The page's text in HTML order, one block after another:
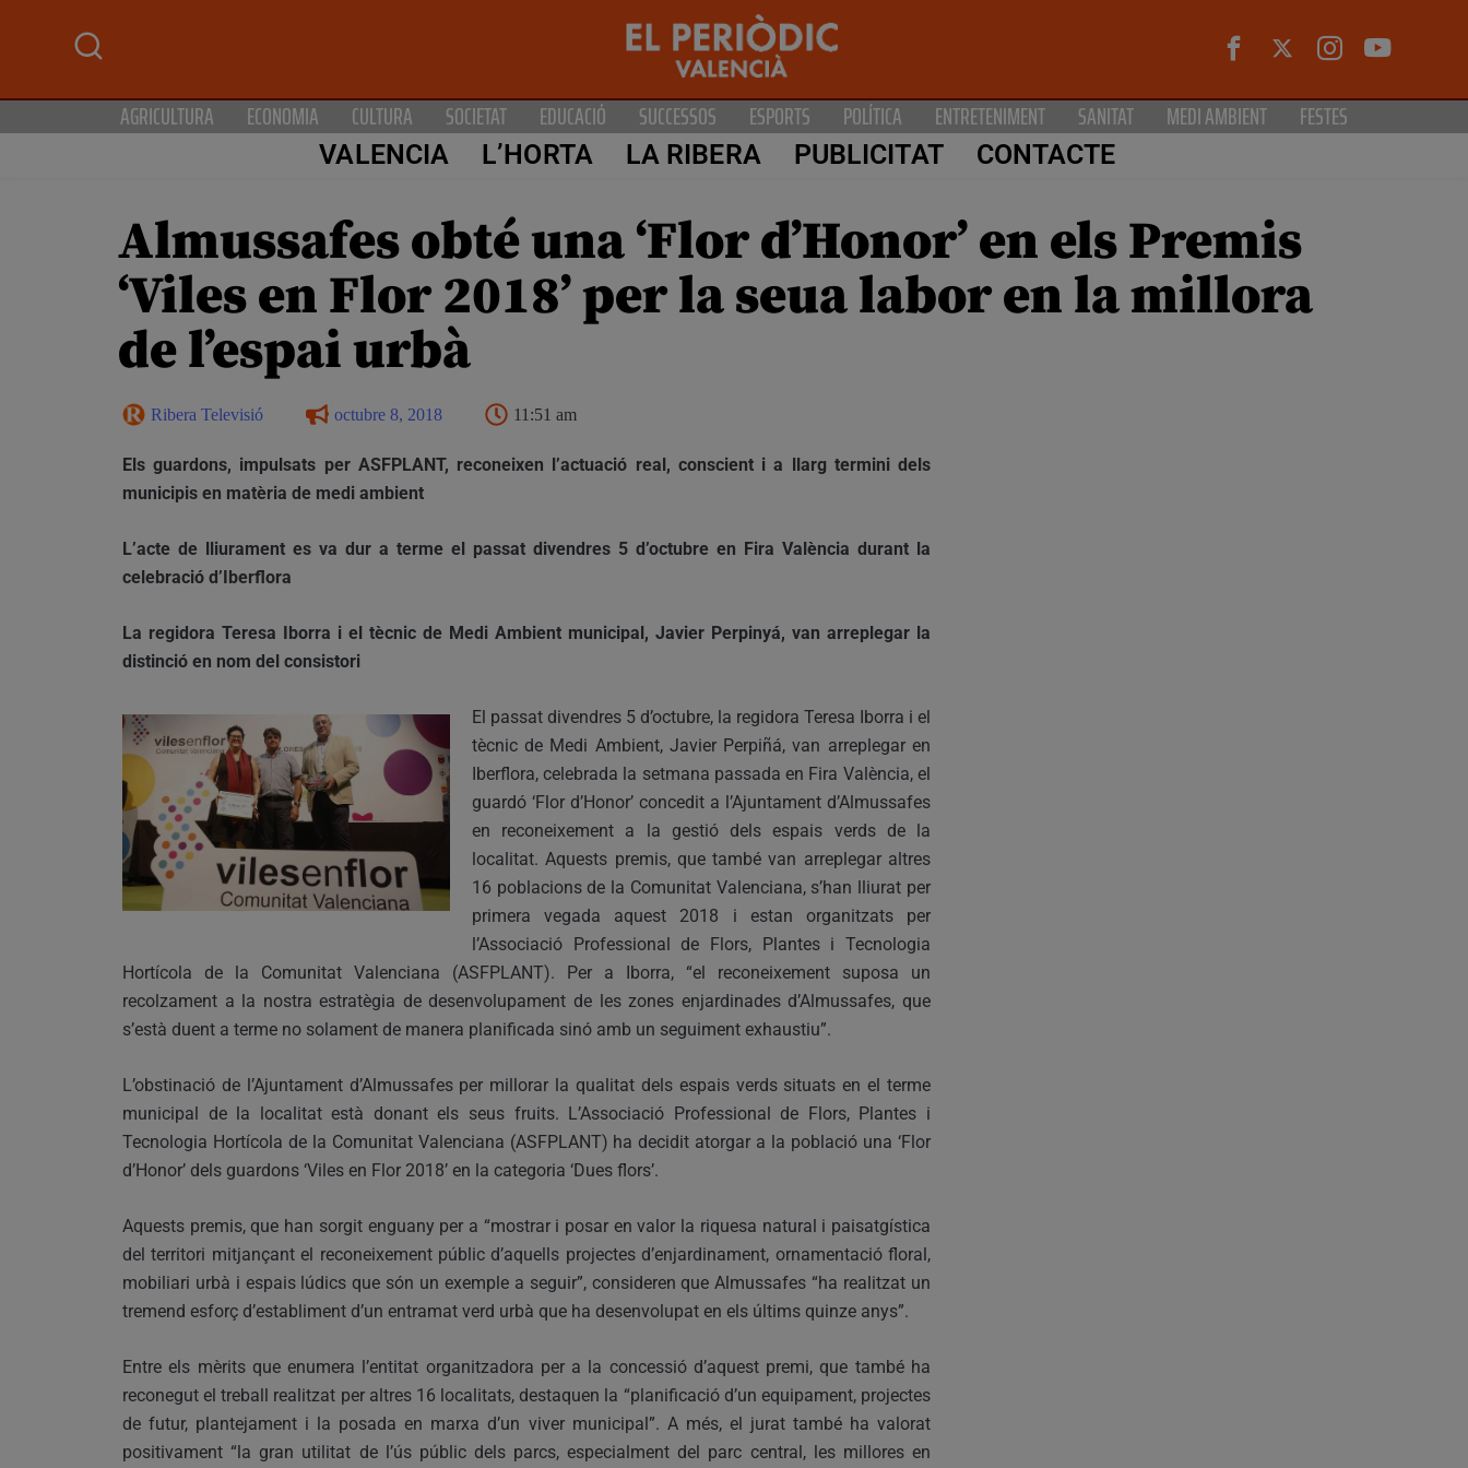
AGRICULTURA ECONOMIA CULTURA SOCIETAT EDUCACIÓ SUCCESSOS ESPORTS POLÍTICA ENTRETENIMENT SANITAT MEDI AMBIENT FESTES
VALENCIA L’HORTA LA RIBERA PUBLICITAT CONTACTE
Almussafes obté una ‘Flor d’Honor’ en els Premis
‘Viles en Flor 2018’ per la seua labor en la millora
de l’espai urbà
Ribera Televisió octubre 8, 2018 11:51 am
Els guardons, impulsats per ASFPLANT, reconeixen l’actuació real, conscient i a llarg termini dels
municipis en matèria de medi ambient
L’acte de lliurament es va dur a terme el passat divendres 5 d’octubre en Fira València durant la
celebració d’Iberflora
La regidora Teresa Iborra i el tècnic de Medi Ambient municipal, Javier Perpinyá, van arreplegar la
distinció en nom del consistori
El passat divendres 5 d’octubre, la regidora Teresa Iborra i el
tècnic de Medi Ambient, Javier Perpiñá, van arreplegar en
Iberflora, celebrada la setmana passada en Fira València, el
guardó ‘Flor d’Honor’ concedit a l’Ajuntament d’Almussafes
en reconeixement a la gestió dels espais verds de la
localitat. Aquests premis, que també van arreplegar altres
16 poblacions de la Comunitat Valenciana, s’han lliurat per
primera vegada aquest 2018 i estan organitzats per
l’Associació Professional de Flors, Plantes i Tecnologia
Hortícola de la Comunitat Valenciana (ASFPLANT). Per a Iborra, “el reconeixement suposa un
recolzament a la nostra estratègia de desenvolupament de les zones enjardinades d’Almussafes, que
s’està duent a terme no solament de manera planificada sinó amb un seguiment exhaustiu”.
L’obstinació de l’Ajuntament d’Almussafes per millorar la qualitat dels espais verds situats en el terme
municipal de la localitat està donant els seus fruits. L’Associació Professional de Flors, Plantes i
Tecnologia Hortícola de la Comunitat Valenciana (ASFPLANT) ha decidit atorgar a la població una ‘Flor
d’Honor’ dels guardons ‘Viles en Flor 2018’ en la categoria ‘Dues flors’.
Aquests premis, que han sorgit enguany per a “mostrar i posar en valor la riquesa natural i paisatgística
del territori mitjançant el reconeixement públic d’aquells projectes d’enjardinament, ornamentació floral,
mobiliari urbà i espais lúdics que són un exemple a seguir”, consideren que Almussafes “ha realitzat un
tremend esforç d’establiment d’un entramat verd urbà que ha desenvolupat en els últims quinze anys”.
Entre els mèrits que enumera l’entitat organitzadora per a la concessió d’aquest premi, que també ha
reconegut el treball realitzat per altres 16 localitats, destaquen la “planificació d’un equipament, projectes
de futur, plantejament i la posada en marxa d’un viver municipal”. A més, el jurat també ha valorat
positivament “la gran utilitat de l’ús públic dels parcs, especialment del parc central, les millores en